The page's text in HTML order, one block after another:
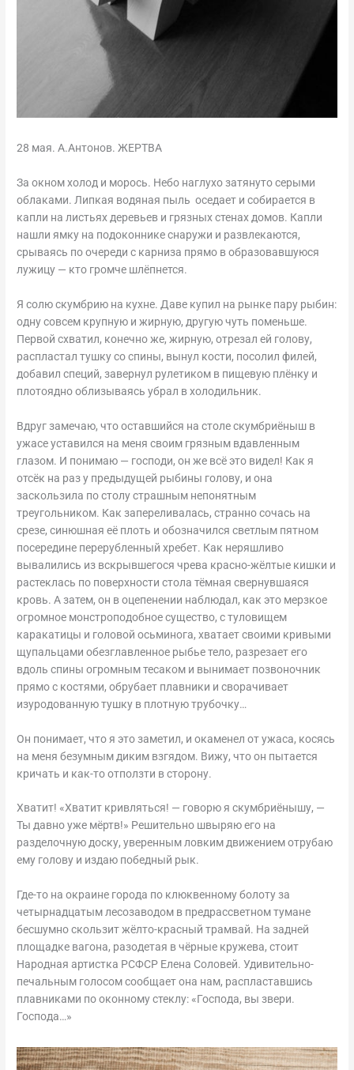
28 мая. А.Антонов. ЖЕРТВА
За окном холод и морось. Небо наглухо затянуто серыми
облаками. Липкая водяная пыль оседает и собирается в
капли на листьях деревьев и грязных стенах домов. Капли
нашли ямку на подоконнике снаружи и развлекаются,
срываясь по очереди с карниза прямо в образовавшуюся
лужицу — кто громче шлёпнется.
Я солю скумбрию на кухне. Даве купил на рынке пару рыбин:
одну совсем крупную и жирную, другую чуть поменьше.
Первой схватил, конечно же, жирную, отрезал ей голову,
распластал тушку со спины, вынул кости, посолил филей,
добавил специй, завернул рулетиком в пищевую плёнку и
плотоядно облизываясь убрал в холодильник.
Вдруг замечаю, что оставшийся на столе скумбриёныш в
ужасе уставился на меня своим грязным вдавленным
глазом. И понимаю — господи, он же всё это видел! Как я
отсёк на раз у предыдущей рыбины голову, и она
заскользила по столу страшным непонятным
треугольником. Как запереливалась, странно сочась на
срезе, синюшная её плоть и обозначился светлым пятном
посередине перерубленный хребет. Как неряшливо
вывалились из вскрывшегося чрева красно-жёлтые кишки и
растеклась по поверхности стола тёмная свернувшаяся
кровь. А затем, он в оцепенении наблюдал, как это мерзкое
огромное монстроподобное существо, с туловищем
каракатицы и головой осьминога, хватает своими кривыми
щупальцами обезглавленное рыбье тело, разрезает его
вдоль спины огромным тесаком и вынимает позвоночник
прямо с костями, обрубает плавники и сворачивает
изуродованную тушку в плотную трубочку…
Он понимает, что я это заметил, и окаменел от ужаса, косясь
на меня безумным диким взгядом. Вижу, что он пытается
кричать и как-то отползти в сторону.
Хватит! «Хватит кривляться! — говорю я скумбриёнышу, —
Ты давно уже мёртв!» Решительно швыряю его на
разделочную доску, уверенным ловким движением отрубаю
ему голову и издаю победный рык.
Где-то на окраине города по клюквенному болоту за
четырнадцатым лесозаводом в предрассветном тумане
бесшумно скользит жёлто-красный трамвай. На задней
площадке вагона, разодетая в чёрные кружева, стоит
Народная артистка РСФСР Елена Соловей. Удивительно-
печальным голосом сообщает она нам, распластавшись
плавниками по оконному стеклу: «Господа, вы звери.
Господа…»